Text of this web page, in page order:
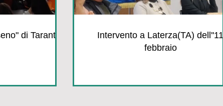
di Taranto
Intervento a Laterza(TA) dell''11
febbraio